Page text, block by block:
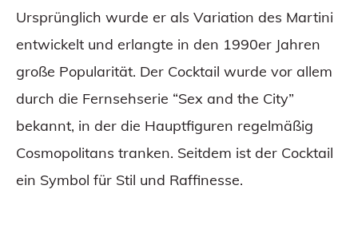
Ursprünglich wurde er als Variation des Martini
entwickelt und erlangte in den 1990er Jahren
große Popularität. Der Cocktail wurde vor allem
durch die Fernsehserie “Sex and the City”
bekannt, in der die Hauptfiguren regelmäßig
Cosmopolitans tranken. Seitdem ist der Cocktail
ein Symbol für Stil und Raffinesse.